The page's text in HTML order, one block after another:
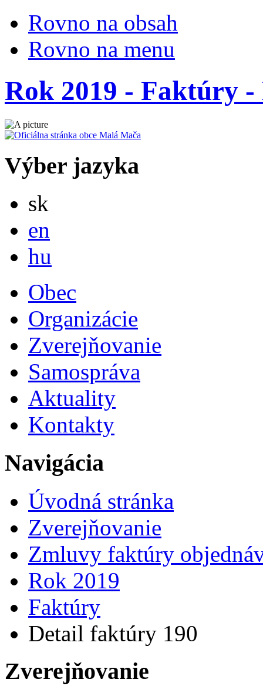
Rovno na obsah
Rovno na menu
Rok 2019 - Faktúry
Výber jazyka
sk
en
hu
Obec
Organizácie
Zverejňovanie
Samospráva
Aktuality
Kontakty
Navigácia
Úvodná stránka
Zverejňovanie
Zmluvy faktúry
Rok 2019
Faktúry
Detail faktúry 190
Zverejňovanie